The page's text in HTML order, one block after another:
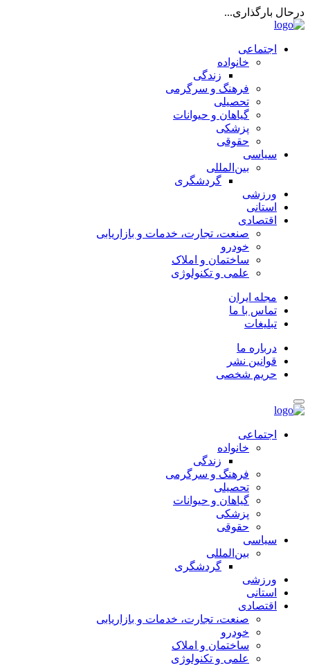
درحال بارگذاری...
اجتماعی
خانواده
زندگی
فرهنگ و سرگرمی
تحصیلی
گیاهان و حیوانات
پزشکی
حقوقی
سیاسی
بین‌المللی
گردشگری
ورزشی
استانی
اقتصادی
صنعت، تجارت، خدمات و بازاریابی
خودرو
ساختمان و املاک
علمی و تکنولوژی
مجله ایران
تماس با ما
تبلیغات
درباره ما
قوانین نشر
حریم شخصی
اجتماعی
خانواده
زندگی
فرهنگ و سرگرمی
تحصیلی
گیاهان و حیوانات
پزشکی
حقوقی
سیاسی
بین‌المللی
گردشگری
ورزشی
استانی
اقتصادی
صنعت، تجارت، خدمات و بازاریابی
خودرو
ساختمان و املاک
علمی و تکنولوژی